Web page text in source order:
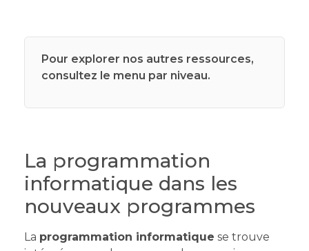
Pour explorer nos autres ressources,
consultez le menu par niveau.
La programmation
informatique dans les
nouveaux programmes
La programmation informatique se trouve